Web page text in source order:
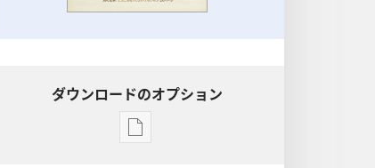
ダウンロードのオプション
出